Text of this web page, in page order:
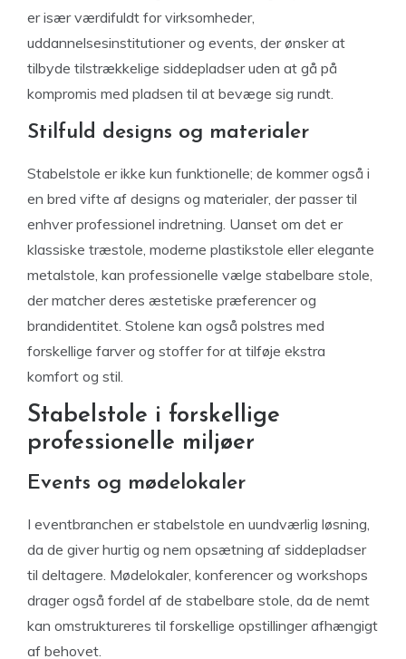
er især værdifuldt for virksomheder,
uddannelsesinstitutioner og events, der ønsker at
tilbyde tilstrækkelige siddepladser uden at gå på
kompromis med pladsen til at bevæge sig rundt.
Stilfuld designs og materialer
Stabelstole er ikke kun funktionelle; de kommer også i
en bred vifte af designs og materialer, der passer til
enhver professionel indretning. Uanset om det er
klassiske træstole, moderne plastikstole eller elegante
metalstole, kan professionelle vælge stabelbare stole,
der matcher deres æstetiske præferencer og
brandidentitet. Stolene kan også polstres med
forskellige farver og stoffer for at tilføje ekstra
komfort og stil.
Stabelstole i forskellige
professionelle miljøer
Events og mødelokaler
I eventbranchen er stabelstole en uundværlig løsning,
da de giver hurtig og nem opsætning af siddepladser
til deltagere. Mødelokaler, konferencer og workshops
drager også fordel af de stabelbare stole, da de nemt
kan omstruktureres til forskellige opstillinger afhængigt
af behovet.